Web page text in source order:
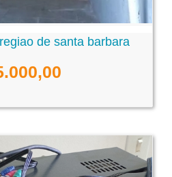
de santa barbara